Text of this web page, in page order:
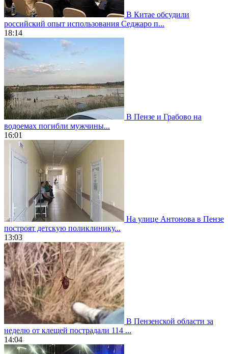
В Китае обсудили
российский опыт использования Седжаро п...
18:14
В Пензе и Грабово на
водоемах погибли мужчины...
16:01
На улице Антонова в Пензе
построят детскую поликлинику...
13:03
В Пензенской области за
неделю от клещей пострадали 114 ...
14:04